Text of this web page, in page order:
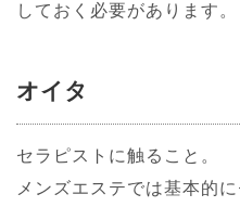
しておく必要があります。
オイタ
セラピストに触ること。
メンズエステでは基本的